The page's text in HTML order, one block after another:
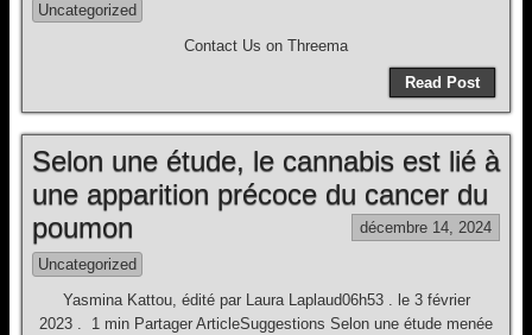
Uncategorized
Contact Us on Threema
Read Post
Selon une étude, le cannabis est lié à
une apparition précoce du cancer du
poumon
décembre 14, 2024
Uncategorized
Yasmina Kattou, édité par Laura Laplaud06h53 . le 3 février
2023 . 1 min Partager ArticleSuggestions Selon une étude menée